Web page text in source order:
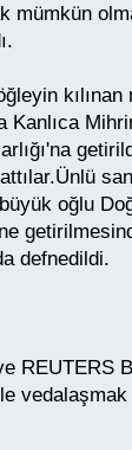
mümkün
kılınan
Kanlıca
oğlu
defnedildi.
REUTERS